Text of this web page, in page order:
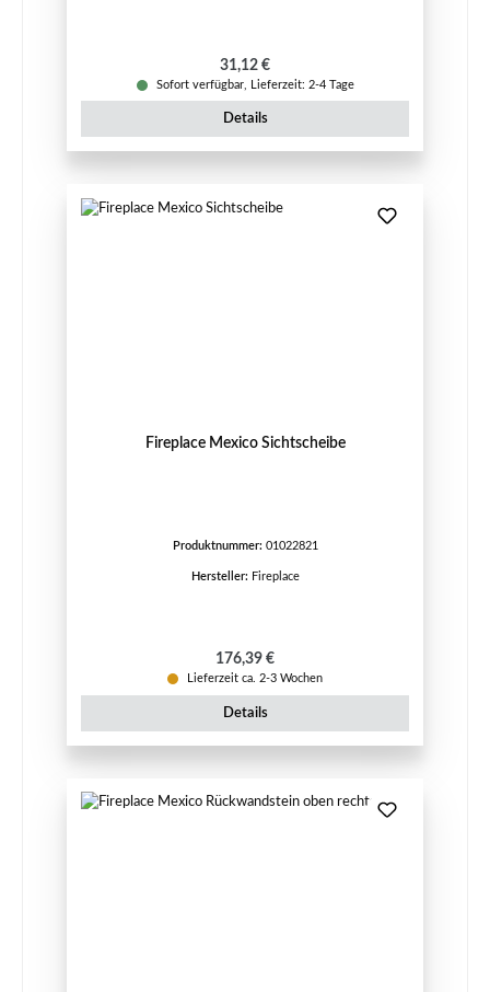
Regulärer Preis:
31,12 €
Sofort verfügbar, Lieferzeit: 2-4 Tage
Details
Fireplace Mexico Sichtscheibe
Produktnummer: 01022821
Hersteller: Fireplace
Regulärer Preis:
176,39 €
Lieferzeit ca. 2-3 Wochen
Details